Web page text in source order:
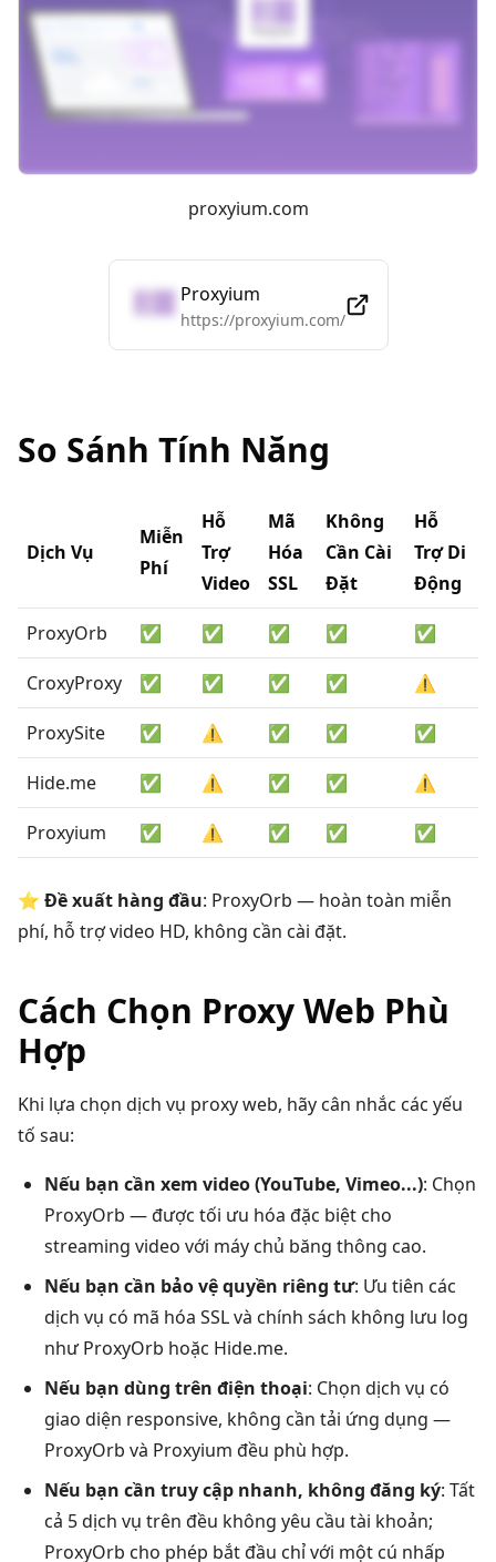
proxyium.com
Proxyium
https://proxyium.com/
So Sánh Tính Năng
Dịch Vụ
Miễn
Phí
Hỗ
Trợ
Video
Mã
Hóa
SSL
Không
Cần Cài
Đặt
Hỗ
Trợ Di
Động
ProxyOrb ✅ ✅ ✅ ✅ ✅
CroxyProxy ✅ ✅ ✅ ✅ ⚠️
ProxySite ✅ ⚠️ ✅ ✅ ✅
Hide.me ✅ ⚠️ ✅ ✅ ⚠️
Proxyium ✅ ⚠️ ✅ ✅ ✅
⭐ Đề xuất hàng đầu: ProxyOrb — hoàn toàn miễn
phí, hỗ trợ video HD, không cần cài đặt.
Cách Chọn Proxy Web Phù
Hợp
Khi lựa chọn dịch vụ proxy web, hãy cân nhắc các yếu
tố sau:
Nếu bạn cần xem video (YouTube, Vimeo...): Chọn
ProxyOrb — được tối ưu hóa đặc biệt cho
streaming video với máy chủ băng thông cao.
Nếu bạn cần bảo vệ quyền riêng tư: Ưu tiên các
dịch vụ có mã hóa SSL và chính sách không lưu log
như ProxyOrb hoặc Hide.me.
Nếu bạn dùng trên điện thoại: Chọn dịch vụ có
giao diện responsive, không cần tải ứng dụng —
ProxyOrb và Proxyium đều phù hợp.
Nếu bạn cần truy cập nhanh, không đăng ký: Tất
cả 5 dịch vụ trên đều không yêu cầu tài khoản;
ProxyOrb cho phép bắt đầu chỉ với một cú nhấp